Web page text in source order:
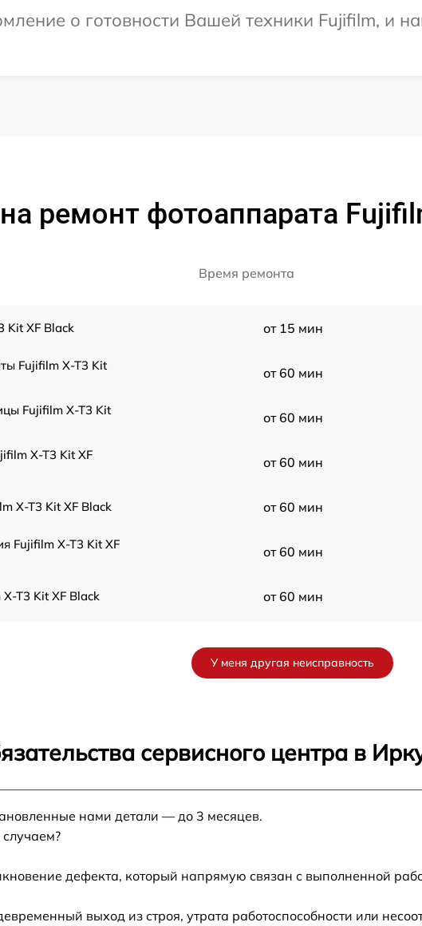
о готовности Вашей техники Fujifilm, и
ремонт фотоаппарата
Время ремонта
Kit XF Black от 15 мин
Fujifilm X-T3 Kit
от 60 мин
Fujifilm X-T3 Kit
от 60 мин
X-T3 Kit XF
от 60 мин
X-T3 Kit XF Black от 60 мин
Fujifilm X-T3 Kit XF
от 60 мин
T3 Kit XF Black от 60 мин
T3 Kit XF Black
от 60 мин
У меня другая неисправность
сервисного центра в
нами детали — до 3 месяцев.
дефекта, который напрямую связан с выполненной
выход из строя, утрата работоспособности или